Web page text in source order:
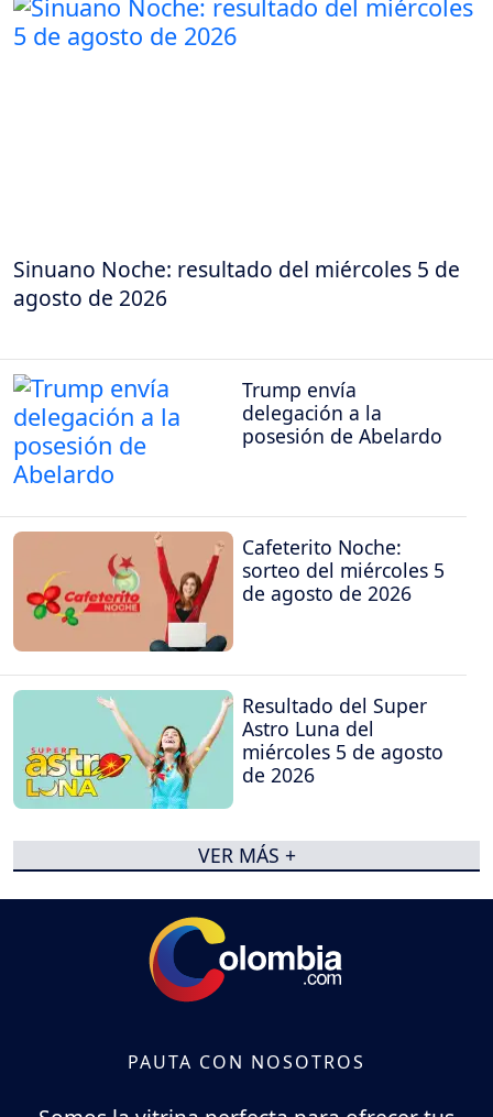
Sinuano Noche: resultado del miércoles 5 de
agosto de 2026
Trump envía
delegación a la
posesión de Abelardo
Cafeterito Noche:
sorteo del miércoles 5
de agosto de 2026
Resultado del Super
Astro Luna del
miércoles 5 de agosto
de 2026
VER MÁS +
PAUTA CON NOSOTROS